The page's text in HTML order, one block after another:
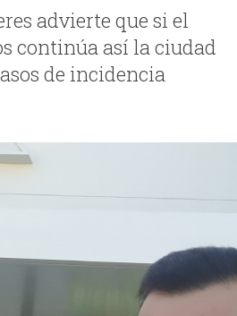
advierte que si el
continúa así la ciudad
de incidencia